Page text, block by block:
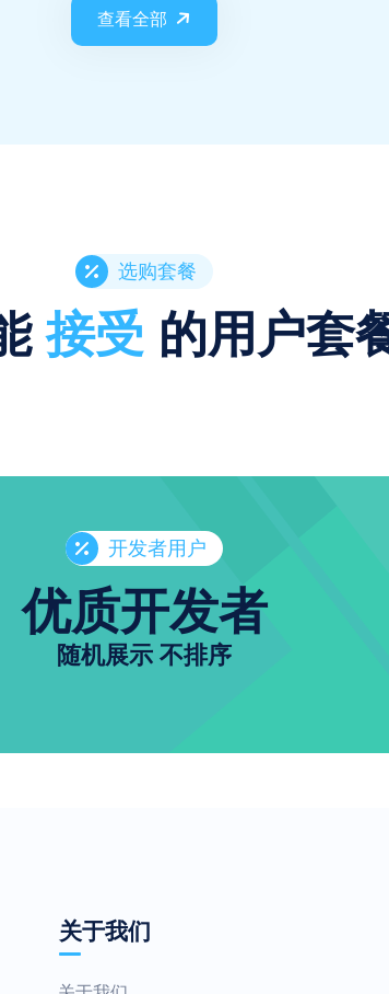
查看全部
选购套餐
接受 的用户套
开发者用户
优质开发者
随机展示 不排序
关于我们